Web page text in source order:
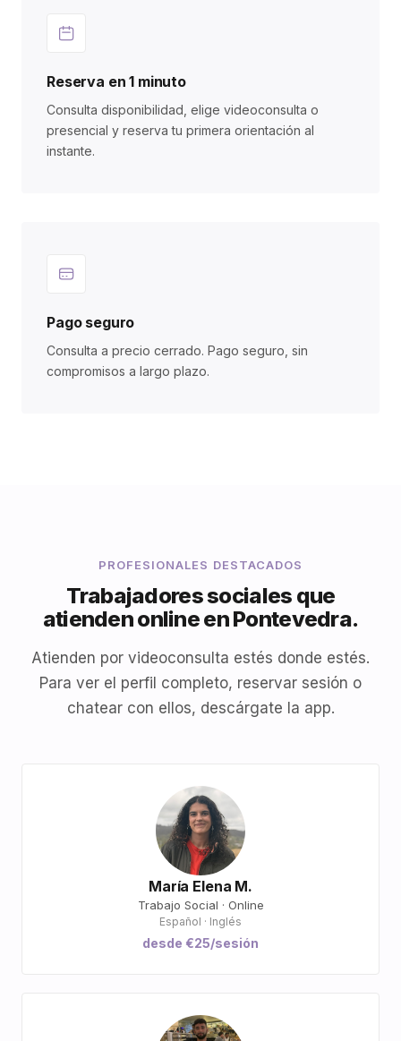
Reserva en 1 minuto
Consulta disponibilidad, elige videoconsulta o
presencial y reserva tu primera orientación al
instante.
Pago seguro
Consulta a precio cerrado. Pago seguro, sin
compromisos a largo plazo.
PROFESIONALES DESTACADOS
Trabajadores sociales que
atienden online en Pontevedra.
Atienden por videoconsulta estés donde estés.
Para ver el perfil completo, reservar sesión o
chatear con ellos, descárgate la app.
María Elena M.
Trabajo Social · Online
Español · Inglés
desde €25/sesión